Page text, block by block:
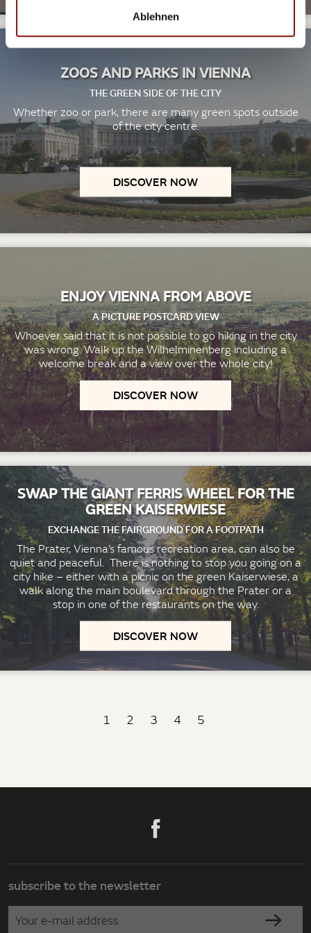
Ablehnen
ZOOS AND PARKS IN VIENNA
THE GREEN SIDE OF THE CITY
Whether zoo or park, there are many green spots outside
of the city centre.
DISCOVER NOW
ENJOY VIENNA FROM ABOVE
A PICTURE POSTCARD VIEW
Whoever said that it is not possible to go hiking in the city
was wrong. Walk up the Wilhelminenberg including a
welcome break and a view over the whole city!
DISCOVER NOW
SWAP THE GIANT FERRIS WHEEL FOR THE
GREEN KAISERWIESE
EXCHANGE THE FAIRGROUND FOR A FOOTPATH
The Prater, Vienna’s famous recreation area, can also be
quiet and peaceful. There is nothing to stop you going on a
city hike – either with a picnic on the green Kaiserwiese, a
walk along the main boulevard through the Prater or a
stop in one of the restaurants on the way.
DISCOVER NOW
1 2 3 4 5
subscribe to the newsletter